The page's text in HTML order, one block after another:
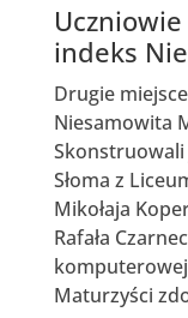
indeks
Drugie
Niesamowita
Słoma z
Mikołaja
Rafała
Maturzyści